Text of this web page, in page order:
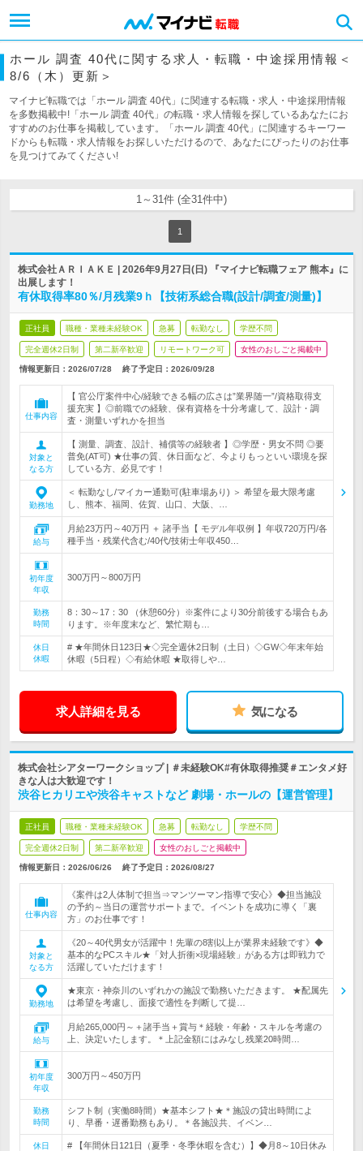
ホール 調査 40代に関する求人・転職・中途採用情報＜
8/6（木）更新＞
マイナビ転職では「ホール 調査 40代」に関連する転職・求人・中途採用情報
を多数掲載中!「ホール 調査 40代」の転職・求人情報を探しているあなたにお
すすめのお仕事を掲載しています。「ホール 調査 40代」に関連するキーワー
ドからも転職・求人情報をお探しいただけるので、あなたにぴったりのお仕事
を見つけてみてください!
1～31件 (全31件中)
1
株式会社ＡＲＩＡＫＥ | 2026年9月27日(日) 『マイナビ転職フェア 熊本』に
出展します！
有休取得率80％/月残業9ｈ【技術系総合職(設計/調査/測量)】
正社員 職種・業種未経験OK 急募 転勤なし 学歴不問
完全週休2日制 第二新卒歓迎 リモートワーク可 女性のおしごと掲載中
情報更新日：2026/07/28 終了予定日： 2026/09/28
仕事内容
【 官公庁案件中心/経験できる幅の広さは”業界随一”/資格取得支
援充実 】◎前職での経験、保有資格を十分考慮して、設計・調
査・測量いずれかを担当
対象と
なる方
【 測量、調査、設計、補償等の経験者 】◎学歴・男女不問 ◎要
普免(AT可) ★仕事の質、休日面など、今よりもっといい環境を探
している方、必見です！
勤務地
＜ 転勤なし/マイカー通勤可(駐車場あり) ＞ 希望を最大限考慮
し、熊本、福岡、佐賀、山口、大阪、…
給与
月給23万円～40万円 ＋ 諸手当【 モデル年収例 】年収720万円/各
種手当・残業代含む/40代/技術士年収450…
初年度
年収
300万円～800万円
勤務
時間
8：30～17：30 （休憩60分）※案件により30分前後する場合もあ
ります。※年度末など、繁忙期も…
休日
休暇
# ★年間休日123日★◇完全週休2日制（土日）◇GW◇年末年始
休暇（5日程）◇有給休暇 ★取得しや…
求人詳細を見る 気になる
株式会社シアターワークショップ | ＃未経験OK#有休取得推奨＃エンタメ好
きな人は大歓迎です！
渋谷ヒカリエや渋谷キャストなど 劇場・ホールの【運営管理】
正社員 職種・業種未経験OK 急募 転勤なし 学歴不問
完全週休2日制 第二新卒歓迎 女性のおしごと掲載中
情報更新日：2026/06/26 終了予定日： 2026/08/27
仕事内容
《案件は2人体制で担当⇒マンツーマン指導で安心》◆担当施設
の予約～当日の運営サポートまで。イベントを成功に導く「裏
方」のお仕事です！
対象と
なる方
《20～40代男女が活躍中！先輩の8割以上が業界未経験です》◆
基本的なPCスキル★「対人折衝×現場経験」がある方は即戦力で
活躍していただけます！
勤務地
★東京・神奈川のいずれかの施設で勤務いただきます。 ★配属先
は希望を考慮し、面接で適性を判断して提…
給与
月給265,000円～＋諸手当＋賞与＊経験・年齢・スキルを考慮の
上、決定いたします。＊上記金額にはみなし残業20時間…
初年度
年収
300万円～450万円
勤務
時間
シフト制（実働8時間）★基本シフト★＊施設の貸出時間によ
り、早番・遅番勤務もあり。＊各施設共、イベン…
休日
# 【年間休日121日（夏季・冬季休暇を含む）】◆月8～10日休み